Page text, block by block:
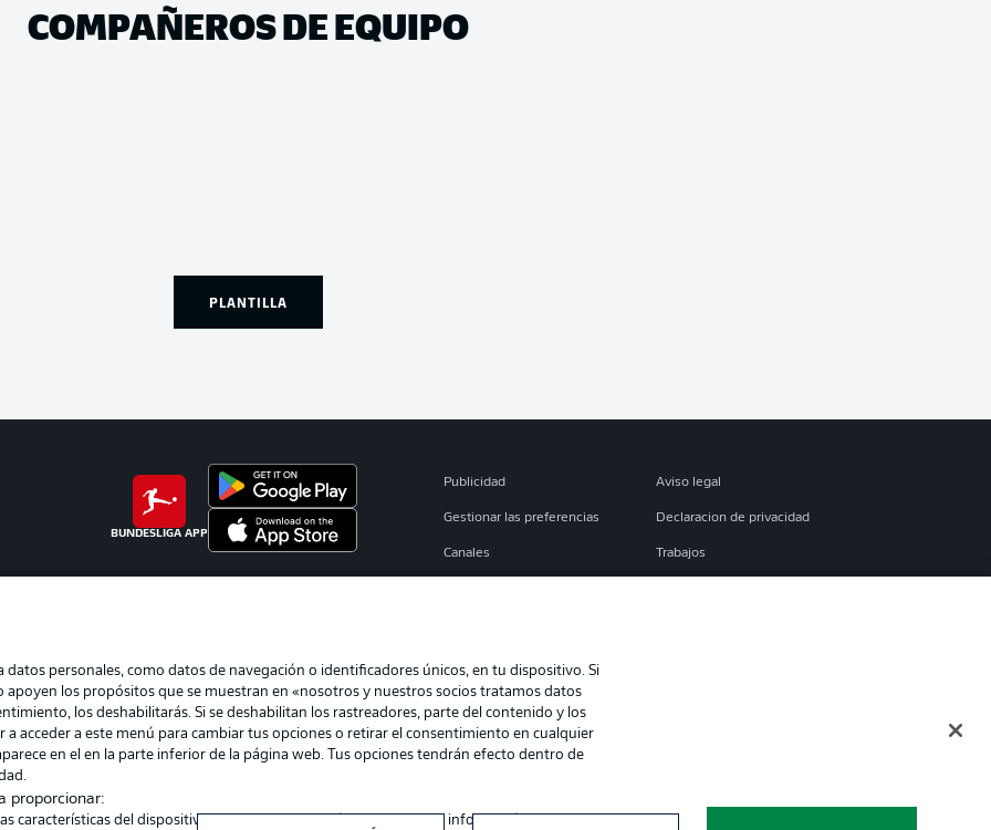
COMPAÑEROS DE EQUIPO
PLANTILLA
BUNDESLIGA APP
Publicidad Aviso legal
Gestionar las preferencias Declaracion de privacidad
Canales Trabajos
Elegir idioma
datos personales, como datos de navegación o identificadores únicos, en tu dispositivo. Si
los propósitos que se muestran en «nosotros y nuestros socios tratamos datos
los deshabilitarás. Si se deshabilitan los rastreadores, parte del contenido y los
acceder a este menú para cambiar tus opciones o retirar el consentimiento en cualquier
en el en la parte inferior de la página web. Tus opciones tendrán efecto dentro de
proporcionar:
características del dispositivo para su identificación. Almacenar la información en un